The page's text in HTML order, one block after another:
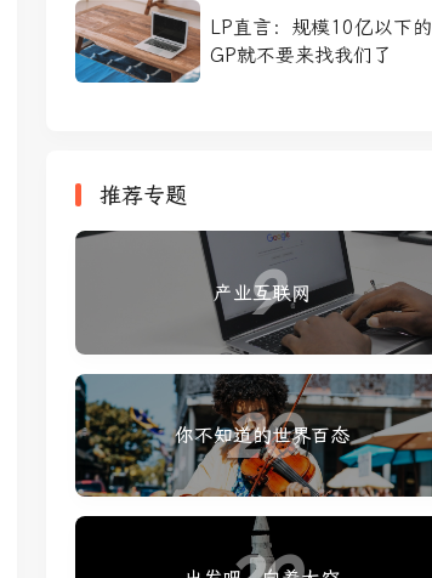
LP直言：规模10亿以下的
GP就不要来找我们了
推荐专题
9
产业互联网
20
你不知道的世界百态